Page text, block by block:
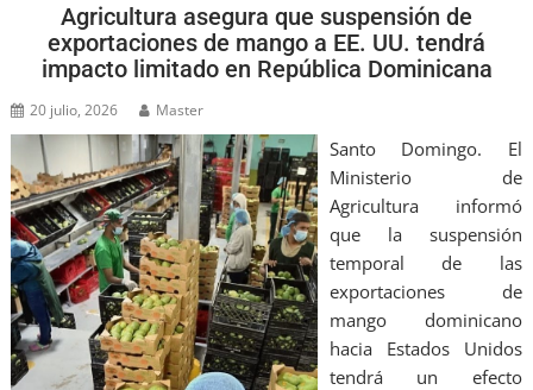
Agricultura asegura que suspensión de
exportaciones de mango a EE. UU. tendrá
impacto limitado en República Dominicana
20 julio, 2026 Master
Santo Domingo. El
Ministerio de
Agricultura informó
que la suspensión
temporal de las
exportaciones de
mango dominicano
hacia Estados Unidos
tendrá un efecto